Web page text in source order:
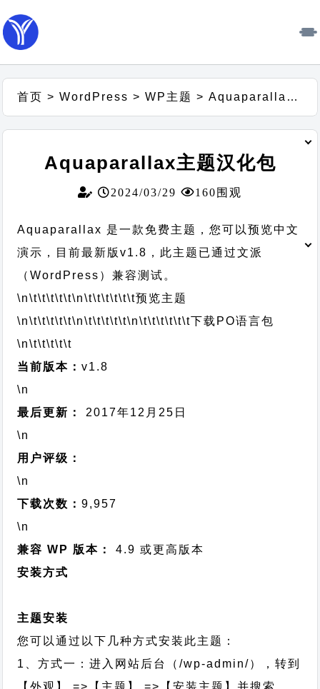
首页 >WordPress >WP主题 >Aquaparallax主题汉化包
Aquaparallax主题汉化包
2024/03/29 160围观
Aquaparallax 是一款免费主题，您可以预览中文
演示，目前最新版v1.8，此主题已通过文派
（WordPress）兼容测试。
\n\t\t\t\t\t\n\t\t\t\t\t\t预览主题
\n\t\t\t\t\t\n\t\t\t\t\t\n\t\t\t\t\t\t下载PO语言包
\n\t\t\t\t\t
当前版本：v1.8
\n
最后更新：
2017年12月25日
\n
用户评级：
\n
下载次数：9,957
\n
兼容 WP 版本：
4.9 或更高版本
安装方式
主题安装
您可以通过以下几种方式安装此主题：
1、方式一：进入网站后台（/wp-admin/），转到
【外观】 =>【主题】 =>【安装主题】并搜索